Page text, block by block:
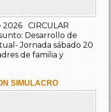
http://
CRONOGRAMA Y TARIFAS